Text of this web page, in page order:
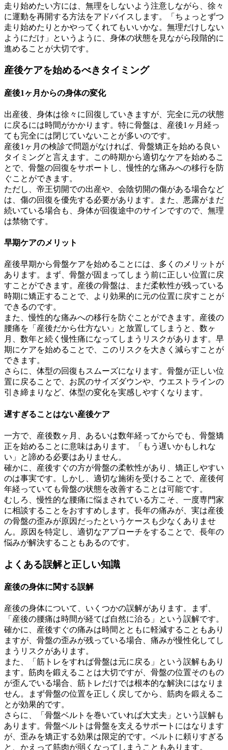
走り始めたい方には、無理をしないよう注意しながら、徐々
に運動を再開する方法をアドバイスします。「ちょっとずつ
走り始めたりとかやってくれてもいいかな。無理だけしない
ようにだけ」というように、身体の状態を見ながら段階的に
進めることが大切です。
産後ケアを始めるべきタイミング
産後1ヶ月からの身体の変化
出産後、身体は徐々に回復していきますが、完全に元の状態
に戻るには時間がかかります。特に骨盤は、産後1ヶ月経っ
ても完全には閉じていないことが多いのです。
産後1ヶ月の検診で問題がなければ、骨盤矯正を始める良い
タイミングと言えます。この時期から適切なケアを始めるこ
とで、骨盤の回復をサポートし、慢性的な痛みへの移行を防
ぐことができます。
ただし、帝王切開での出産や、会陰切開の傷がある場合など
は、傷の回復を優先する必要があります。また、悪露がまだ
続いている場合も、身体が回復途中のサインですので、無理
は禁物です。
早期ケアのメリット
産後早期から骨盤ケアを始めることには、多くのメリットが
あります。まず、骨盤が固まってしまう前に正しい位置に戻
すことができます。産後の骨盤は、まだ柔軟性が残っている
時期に矯正することで、より効果的に元の位置に戻すことが
できるのです。
また、慢性的な痛みへの移行を防ぐことができます。産後の
腰痛を「産後だから仕方ない」と放置してしまうと、数ヶ
月、数年と続く慢性痛になってしまうリスクがあります。早
期にケアを始めることで、このリスクを大きく減らすことが
できます。
さらに、体型の回復もスムーズになります。骨盤が正しい位
置に戻ることで、お尻のサイズダウンや、ウエストラインの
引き締まりなど、体型の変化を実感しやすくなります。
遅すぎることはない産後ケア
一方で、産後数ヶ月、あるいは数年経ってからでも、骨盤矯
正を始めることに意味はあります。「もう遅いかもしれな
い」と諦める必要はありません。
確かに、産後すぐの方が骨盤の柔軟性があり、矯正しやすい
のは事実です。しかし、適切な施術を受けることで、産後何
年経っていても骨盤の状態を改善することは可能です。
むしろ、慢性的な腰痛に悩まされている方こそ、一度専門家
に相談することをおすすめします。長年の痛みが、実は産後
の骨盤の歪みが原因だったというケースも少なくありませ
ん。原因を特定し、適切なアプローチをすることで、長年の
悩みが解決することもあるのです。
よくある誤解と正しい知識
産後の身体に関する誤解
産後の身体について、いくつかの誤解があります。まず、
「産後の腰痛は時間が経てば自然に治る」という誤解です。
確かに、産後すぐの痛みは時間とともに軽減することもあり
ますが、骨盤の歪みが残っている場合、痛みが慢性化してし
まうリスクがあります。
また、「筋トレをすれば骨盤は元に戻る」という誤解もあり
ます。筋肉を鍛えることは大切ですが、骨盤の位置そのもの
が歪んでいる場合、筋トレだけでは根本的な解決にはなりま
せん。まず骨盤の位置を正しく戻してから、筋肉を鍛えるこ
とが効果的です。
さらに、「骨盤ベルトを巻いていれば大丈夫」という誤解も
あります。骨盤ベルトは骨盤を支えるサポートにはなります
が、歪みを矯正する効果は限定的です。ベルトに頼りすぎる
と、かえって筋肉が弱くなってしまうこともあります。